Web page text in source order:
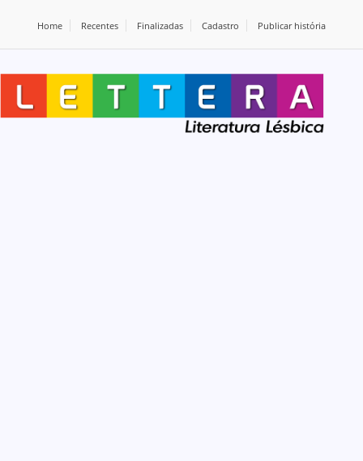
Home Recentes Finalizadas Cadastro Publicar história